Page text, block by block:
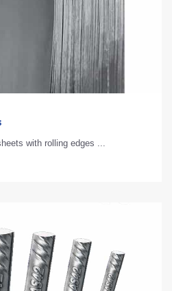
with rolling edges ...